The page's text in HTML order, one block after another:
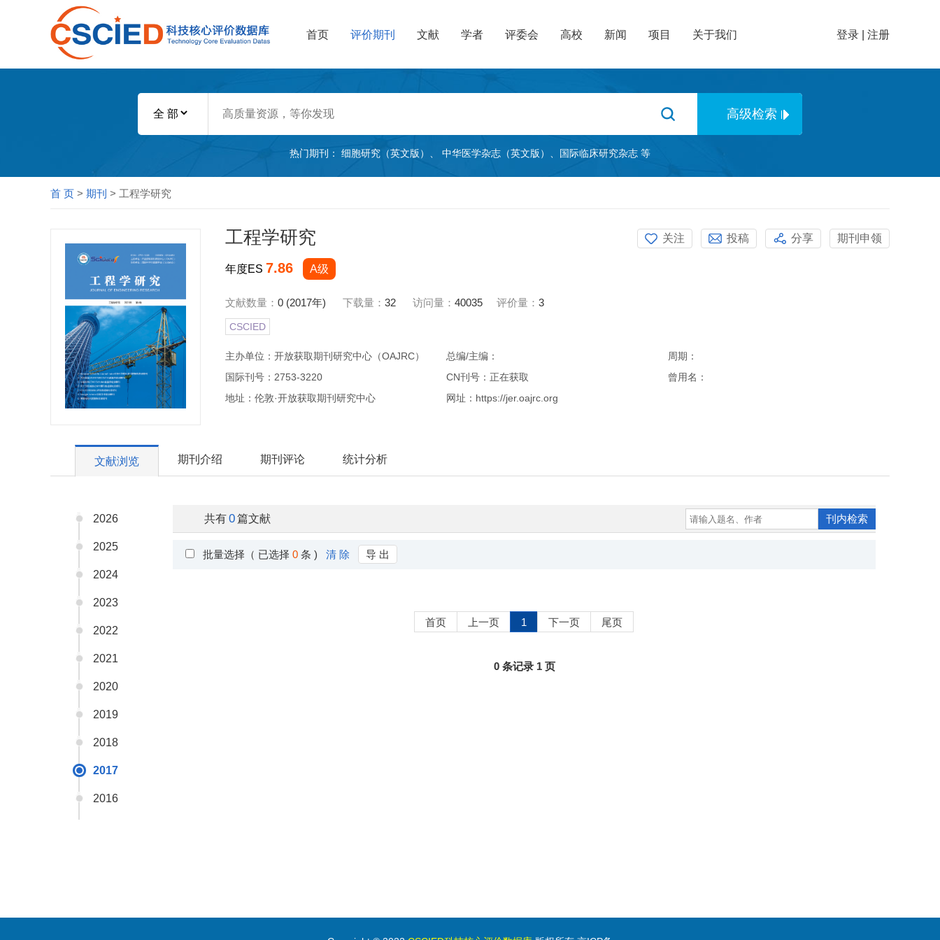
首页 评价期刊 文献 学者 评委会 高校 新闻 项目 关于我们 登录 注册
热门期刊： 细胞研究（英文版） 中华医学杂志（英文版） 国际临床研究杂志 等
首 页 > 期刊 > 工程学研究
关注 投稿 分享 期刊申领
工程学研究
年度ES 7.86 A级
文献数量： 0 (2017年) 下载量： 32 访问量： 40035 评价量： 3
CSCIED
主办单位：开放获取期刊研究中心（OAJRC） 总编/主编：
周期：
国际刊号：2753-3220
CN刊号：正在获取
曾用名：
地址：伦敦·开放获取期刊研究中心
网址：https://jer.oajrc.org
文献浏览 期刊介绍 期刊评论 统计分析
2026
2025
2024
2023
2022
2021
2020
2019
2018
2017
2016
共有0篇文献
批量选择（ 已选择 0 条 ) 清 除 导 出
首页 上一页 1 下一页 尾页
0 条记录 1 页